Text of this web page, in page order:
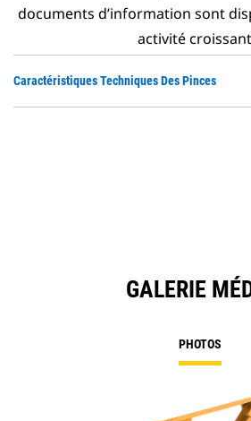
documents d’information sont
activité
Caractéristiques Techniques Des Pinces
GALERIE
PHOTOS